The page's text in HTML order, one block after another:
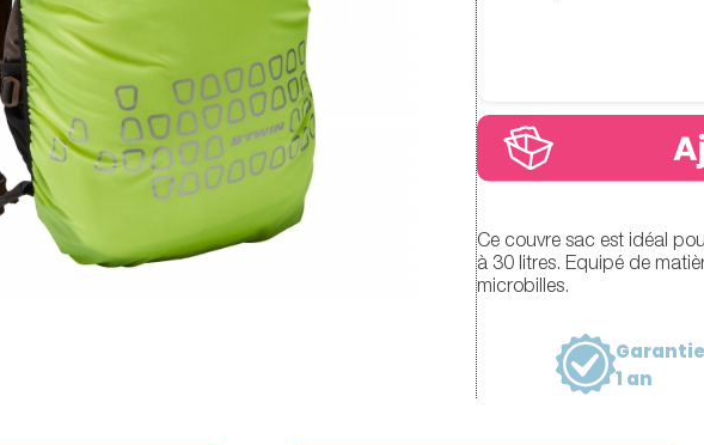
Ce couvre sac est idéal
à 30 litres. Equipé de
microbilles.
Garantie
1 an